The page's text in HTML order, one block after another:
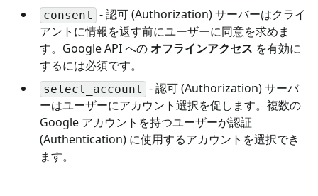
consent - 認可 (Authorization) サーバーはクライ
アントに情報を返す前にユーザーに同意を求めま
す。Google API への オフラインアクセス を有効に
するには必須です。
select_account - 認可 (Authorization) サーバ
ーはユーザーにアカウント選択を促します。複数の
Google アカウントを持つユーザーが認証
(Authentication) に使用するアカウントを選択でき
ます。